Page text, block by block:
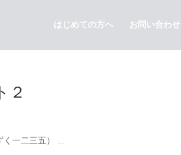
はじめての方へ お問い合わせ
２
一二三五） ...